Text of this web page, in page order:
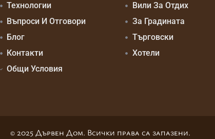
Технологии
Въпроси И Отговори
Блог
Контакти
Общи Условия
Вили За Отдих
За Градината
Търговски
Хотели
© 2025 Дървен Дом. Всички права са запазени.